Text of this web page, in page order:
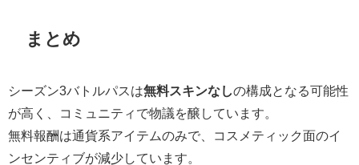
まとめ
シーズン3バトルパスは無料スキンなしの構成となる可能性
が高く、コミュニティで物議を醸しています。
無料報酬は通貨系アイテムのみで、コスメティック面のイ
ンセンティブが減少しています。